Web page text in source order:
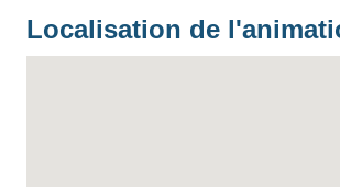
Localisation de